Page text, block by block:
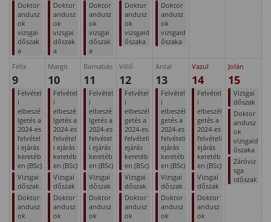
Doktor
andusz
ok
vizsgai
dőszak
a
Doktor
andusz
ok
vizsgai
dőszak
a
Doktor
andusz
ok
vizsgai
dőszak
a
Doktor
andusz
ok
vizsgaid
őszaka
Doktor
andusz
ok
vizsgaid
őszaka
Félix
9
Felvétel
i
elbeszé
lgetés a
2024-es
felvétel
i ejárás
keretéb
en (BSc)
Vizsgai
dőszak
Doktor
andusz
ok
Margit
10
Felvétel
i
elbeszé
lgetés a
2024-es
felvétel
i ejárás
keretéb
en (BSc)
Vizsgai
dőszak
Doktor
andusz
ok
Barnabás
11
Felvétel
i
elbeszé
lgetés a
2024-es
felvétel
i ejárás
keretéb
en (BSc)
Vizsgai
dőszak
Doktor
andusz
ok
Villő
12
Felvétel
i
elbeszél
getés a
2024-es
felvételi
ejárás
keretéb
en (BSc)
Vizsgai
dőszak
Doktor
andusz
ok
Antal
13
Felvétel
i
elbeszél
getés a
2024-es
felvételi
ejárás
keretéb
en (BSc)
Vizsgai
dőszak
Doktor
andusz
ok
Vazul
14
Felvétel
i
elbeszél
getés a
2024-es
felvételi
ejárás
keretéb
en (BSc)
Vizsgai
dőszak
Doktor
andusz
ok
Jolán
15
Vizsgai
dőszak
Doktor
andusz
ok
vizsgaid
őszaka
Záróviz
sga
időszak